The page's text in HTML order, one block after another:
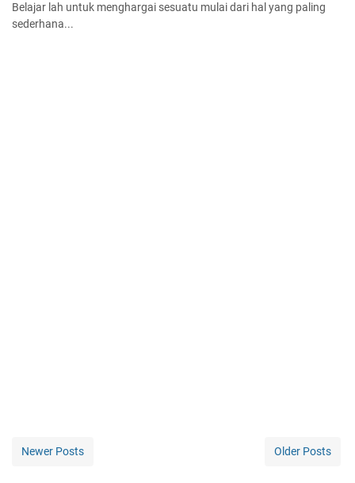
Belajar lah untuk menghargai sesuatu mulai dari hal yang paling
sederhana...
Newer Posts Older Posts